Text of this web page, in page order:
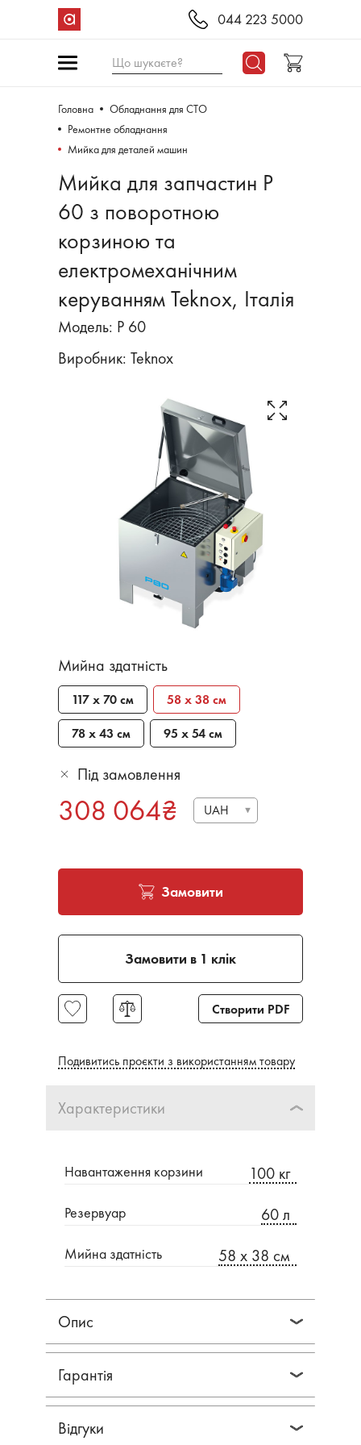
044 223 5000
Що шукаєте?
Головна
Обладнання для СТО
Ремонтне обладнання
Мийка для деталей машин
Мийка для запчастин P
60 з поворотною
корзиною та
електромеханічним
керуванням Teknox, Італія
Модель: P 60
Виробник: Teknox
Мийна здатність
117 х 70 см
58 х 38 см
78 х 43 см
95 х 54 см
Під замовлення
308 064₴ UAH
Замовити
Замовити в 1 клік
Створити PDF
Подивитись проєкти з використанням товару
Характеристики
Навантаження корзини 100 кг
Резервуар 60 л
Мийна здатність 58 х 38 см
Опис
Гарантія
Відгуки